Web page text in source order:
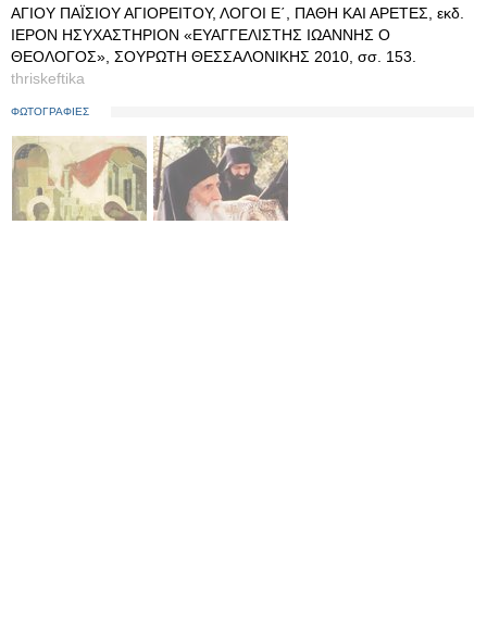
ΑΓΙΟΥ ΠΑΪΣΙΟΥ ΑΓΙΟΡΕΙΤΟΥ, ΛΟΓΟΙ E΄, ΠΑΘΗ ΚΑΙ ΑΡΕΤΕΣ, εκδ.
ΙΕΡΟΝ ΗΣΥΧΑΣΤΗΡΙΟΝ «ΕΥΑΓΓΕΛΙΣΤΗΣ ΙΩΑΝΝΗΣ Ο
ΘΕΟΛΟΓΟΣ», ΣΟΥΡΩΤΗ ΘΕΣΣΑΛΟΝΙΚΗΣ 2010, σσ. 153.
thriskeftika
ΦΩΤΟΓΡΑΦΙΕΣ